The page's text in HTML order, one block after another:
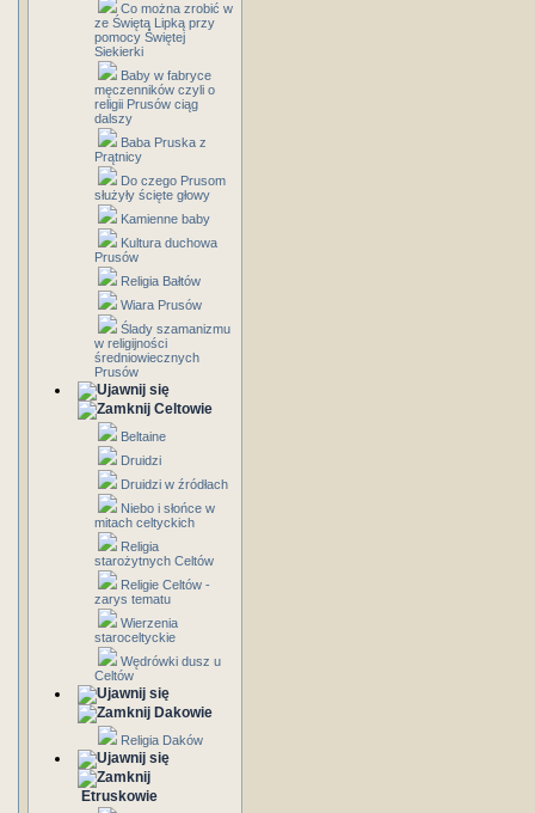
Co można zrobić w
ze Świętą Lipką przy
pomocy Świętej
Siekierki
Baby w fabryce
męczenników czyli o
religii Prusów ciąg
dalszy
Baba Pruska z
Prątnicy
Do czego Prusom
służyły ścięte głowy
Kamienne baby
Kultura duchowa
Prusów
Religia Bałtów
Wiara Prusów
Ślady szamanizmu
w religijności
średniowiecznych
Prusów
Celtowie
Beltaine
Druidzi
Druidzi w źródłach
Niebo i słońce w
mitach celtyckich
Religia
starożytnych Celtów
Religie Celtów -
zarys tematu
Wierzenia
staroceltyckie
Wędrówki dusz u
Celtów
Dakowie
Religia Daków
Etruskowie